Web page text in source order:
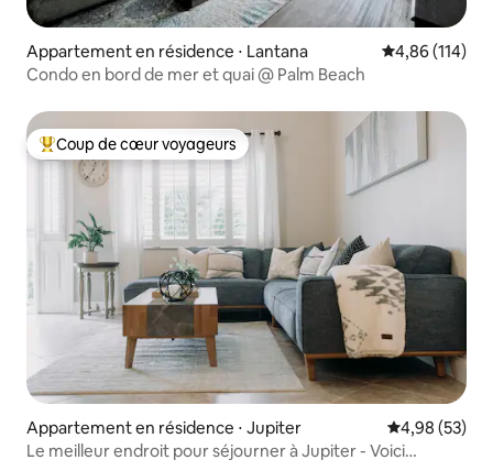
Appartement en résidence ⋅ Lantana Évaluation
4,86 (114)
Condo en bord de mer et quai @ Palm Beach
Coups de cœur voyageurs les plus appréciés
Coup de cœur voyageurs
Appartement en résidence ⋅ Jupiter Évaluation
4,98 (53)
Le meilleur endroit pour séjourner à Jupiter - Voici